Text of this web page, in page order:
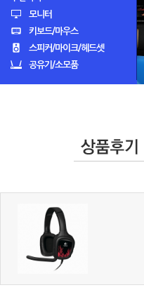
모니터
키보드/마우스
스피커/마이크/헤드셋
공유기/소모품